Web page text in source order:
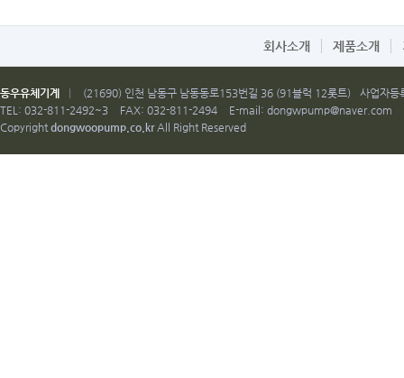
회사소개 제품소개
동우유체기계 (21690) 인천 남동구 남동동로153번길 36 (91블럭 12롯트)
사업자
TEL: 032-811-2492~3
FAX: 032-811-2494 E-mail: dongwpump@naver.com
Copyright dongwoopump.co.krAll Right Reserved